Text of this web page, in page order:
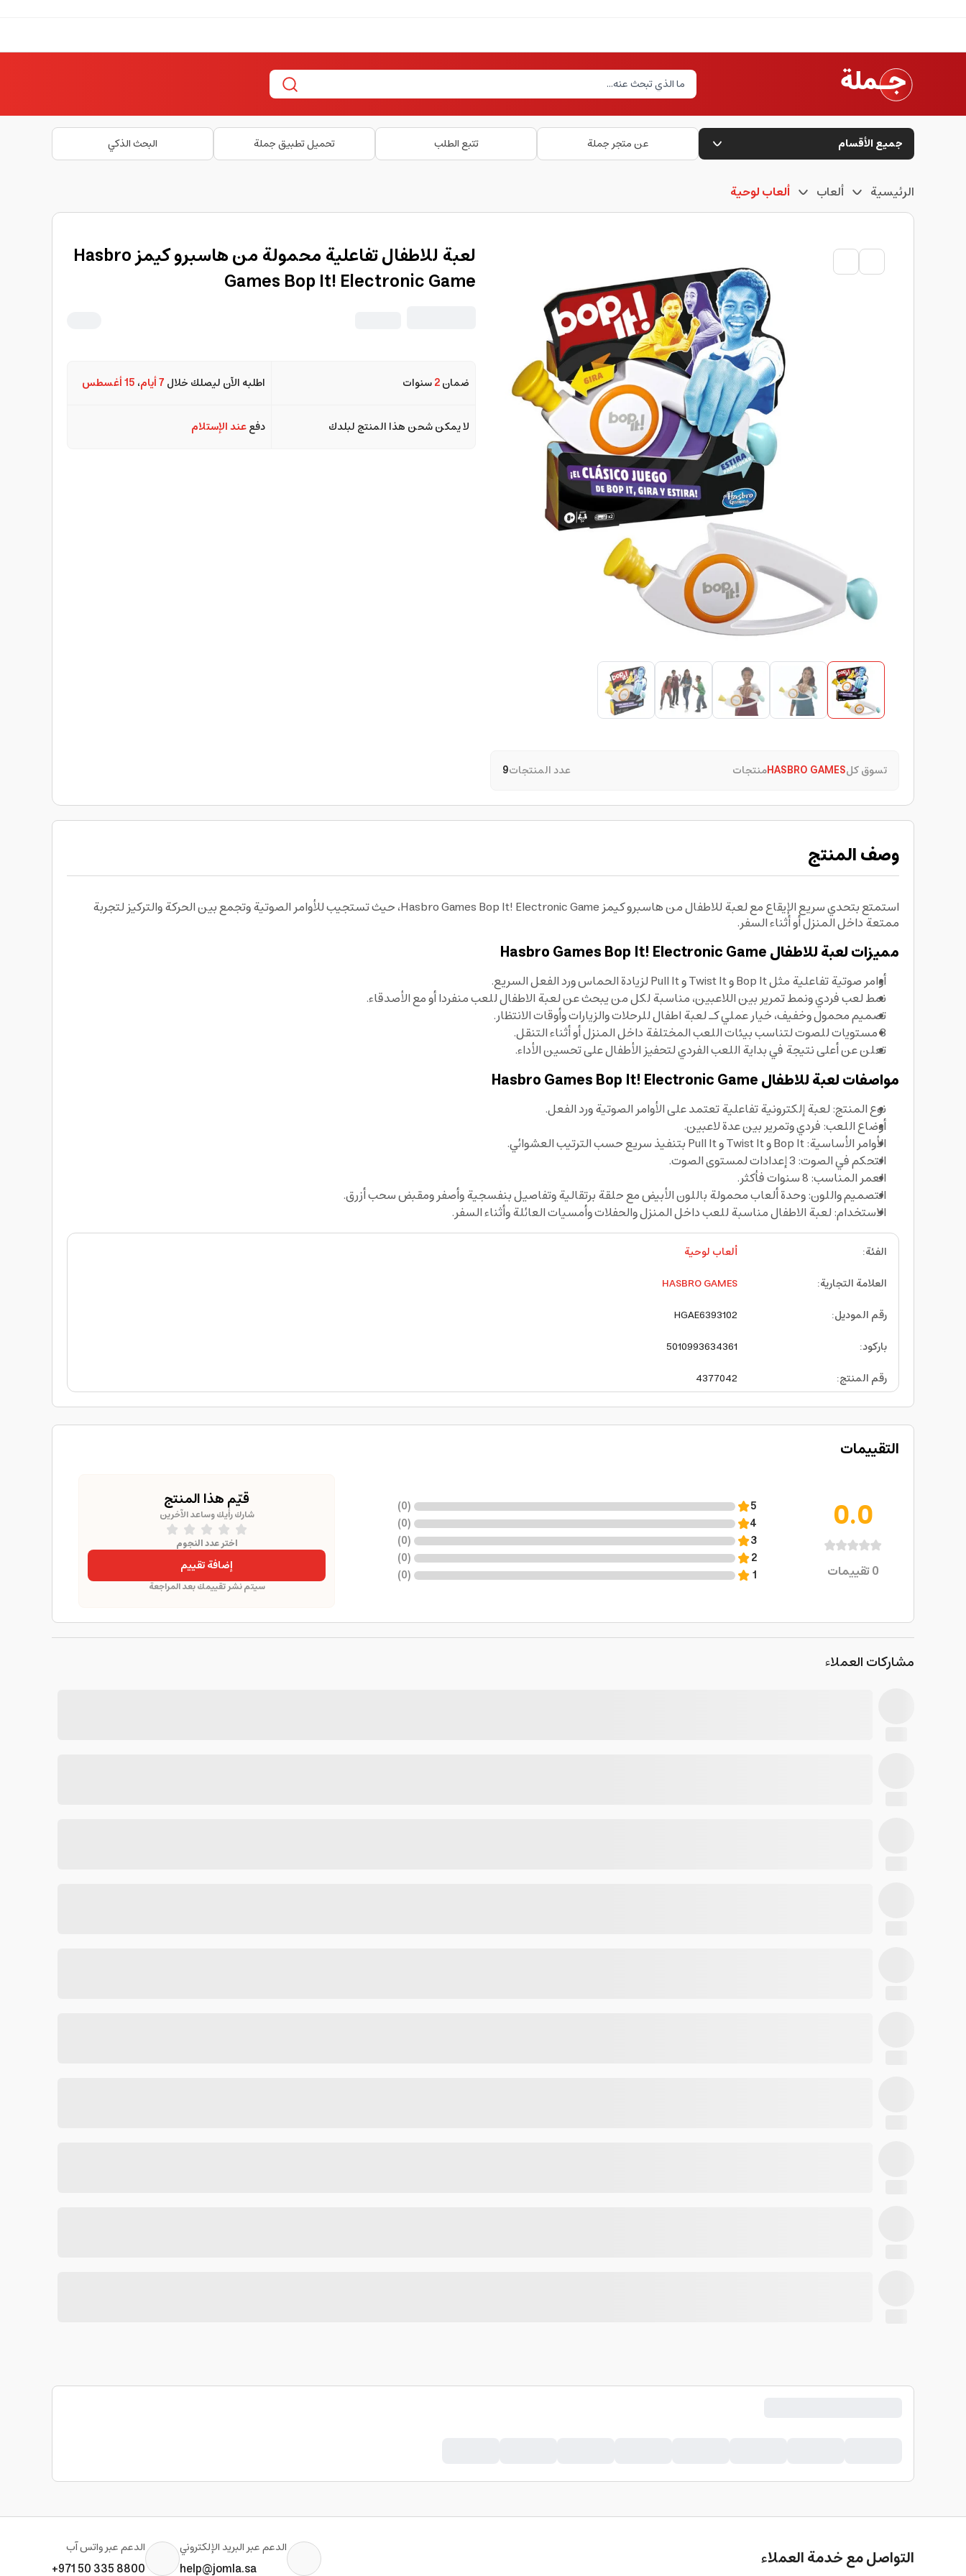
جميع الأقسام عن متجر جملة تتبع الطلب تحميل تطبيق جملة البحث الذكي
الرئيسية ألعاب ألعاب لوحية
تسوق كلHASBRO GAMESمنتجات عدد المنتجات9
لعبة للاطفال تفاعلية محمولة من هاسبرو كيمز Hasbro
Games Bop It! Electronic Game
ضمان2سنوات اطلبه الآن ليصلك خلال 7 أيام ، 15 أغسطس
لا يمكن شحن هذا المنتج لبلدك دفععند الإستلام
وصف المنتج
استمتع بتحدي سريع الإيقاع مع لعبة للاطفال من هاسبرو كيمز Hasbro Games Bop It! Electronic Game، حيث تستجيب للأوامر الصوتية وتجمع بين الحركة والتركيز لتجربة
ممتعة داخل المنزل أو أثناء السفر.
مميزات لعبة للاطفال Hasbro Games Bop It! Electronic Game
أوامر صوتية تفاعلية مثل Bop It و Twist It و Pull It لزيادة الحماس ورد الفعل السريع.
نمط لعب فردي ونمط تمرير بين اللاعبين، مناسبة لكل من يبحث عن لعبة الاطفال للعب منفردا أو مع الأصدقاء.
تصميم محمول وخفيف، خيار عملي كـ لعبة اطفال للرحلات والزيارات وأوقات الانتظار.
3 مستويات للصوت لتناسب بيئات اللعب المختلفة داخل المنزل أو أثناء التنقل.
تعلن عن أعلى نتيجة في بداية اللعب الفردي لتحفيز الأطفال على تحسين الأداء.
مواصفات لعبة للاطفال Hasbro Games Bop It! Electronic Game
نوع المنتج: لعبة إلكترونية تفاعلية تعتمد على الأوامر الصوتية ورد الفعل.
أوضاع اللعب: فردي وتمرير بين عدة لاعبين.
الأوامر الأساسية: Bop It و Twist It و Pull It بتنفيذ سريع حسب الترتيب العشوائي.
التحكم في الصوت: 3 إعدادات لمستوى الصوت.
العمر المناسب: 8 سنوات فأكثر.
التصميم واللون: وحدة ألعاب محمولة باللون الأبيض مع حلقة برتقالية وتفاصيل بنفسجية وأصفر ومقبض سحب أزرق.
الاستخدام: لعبة الاطفال مناسبة للعب داخل المنزل والحفلات وأمسيات العائلة وأثناء السفر.
الفئة:
ألعاب لوحية
العلامة التجارية:
HASBRO GAMES
رقم الموديل:
HGAE6393102
باركود:
5010993634361
رقم المنتج:
4377042
التقييمات
0.0
0تقييمات
5
(
0
)
4
(
0
)
3
(
0
)
2
(
0
)
1
(
0
)
قيّم هذا المنتج
شارك رأيك وساعد الآخرين
اختر عدد النجوم
إضافة تقييم
سيتم نشر تقييمك بعد المراجعة
مشاركات العملاء
التواصل مع خدمة العملاء الدعم عبر البريد الإلكتروني
help@jomla.sa
الدعم عبر واتس آب
+971 50 335 8800